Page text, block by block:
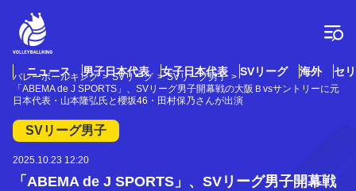
ニュース 男子日本代表 女子日本代表 SVリーグ 海外 セ
バレーボールキング SVリーグ
SVリーグ男子
「ABEMA de J SPORTS」、SVリーグ男子開幕戦の大阪Ｂvsサントリーに元
日本代表・山本隆弘氏と櫻坂46・田村保乃さんが出演
SVリーグ男子
2025.10.23 12:20
「ABEMA de J SPORTS」、SVリーグ男子開幕戦